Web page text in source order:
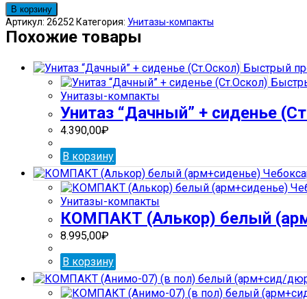
Количество
товара
КОМПАКТ
(Соната)
декор/
бежев
(арм+сиденье)
Воротынск
В корзину
Артикул: 26252 Категория: Унитазы-компакты
Похожие товары
Быстрый
Унитазы-компакты
Унитаз “Дачный” + сиденье
4.390,00₽
В корзину
Унитазы-компакты
КОМПАКТ (Алькор) белый
8.995,00₽
В корзину